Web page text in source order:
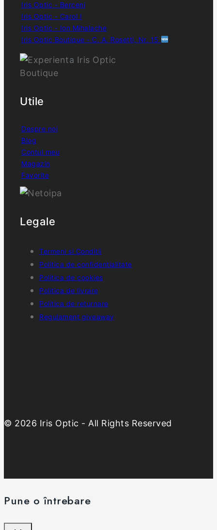
Iris Optic - Berceni
Iris Optic - Carol I
Iris Optic - Ion Mihalache
Iris Optic Boutique - C. A. Rosetti, Nr. 15
Utile
Despre noi
Blog
Contul meu
Magazin
Favorite
Legale
Termeni si Conditii
Politica de confidentialitate
Politica de cookies
Politica de livrare
Politica de returnare
Regulament giveaway
© 2026 Iris Optic - All Rights Reserved
Pune o întrebare